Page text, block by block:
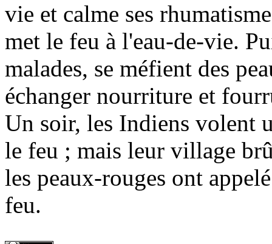
vie et calme ses
met le feu à l'eau-de-vie.
malades, se méfient des
échanger nourriture et
Un soir, les Indiens volent
le feu ; mais leur village
les peaux-rouges ont
feu.